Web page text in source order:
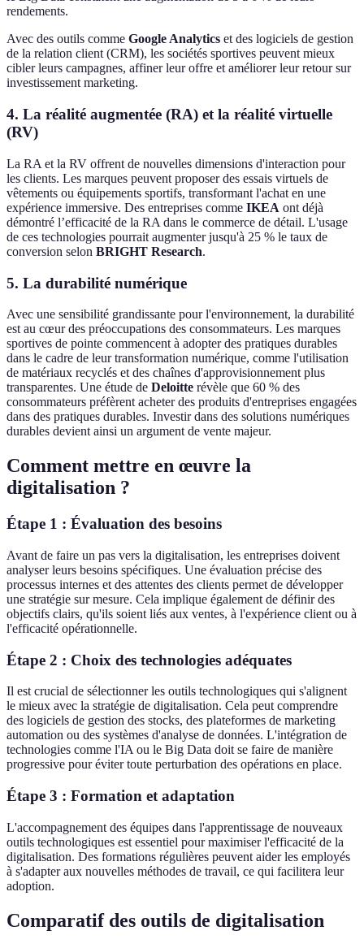
rendements.
Avec des outils comme Google Analytics et des logiciels de gestion
de la relation client (CRM), les sociétés sportives peuvent mieux
cibler leurs campagnes, affiner leur offre et améliorer leur retour sur
investissement marketing.
4. La réalité augmentée (RA) et la réalité virtuelle
(RV)
La RA et la RV offrent de nouvelles dimensions d'interaction pour
les clients. Les marques peuvent proposer des essais virtuels de
vêtements ou équipements sportifs, transformant l'achat en une
expérience immersive. Des entreprises comme IKEA ont déjà
démontré l’efficacité de la RA dans le commerce de détail. L'usage
de ces technologies pourrait augmenter jusqu'à 25 % le taux de
conversion selon BRIGHT Research.
5. La durabilité numérique
Avec une sensibilité grandissante pour l'environnement, la durabilité
est au cœur des préoccupations des consommateurs. Les marques
sportives de pointe commencent à adopter des pratiques durables
dans le cadre de leur transformation numérique, comme l'utilisation
de matériaux recyclés et des chaînes d'approvisionnement plus
transparentes. Une étude de Deloitte révèle que 60 % des
consommateurs préfèrent acheter des produits d'entreprises engagées
dans des pratiques durables. Investir dans des solutions numériques
durables devient ainsi un argument de vente majeur.
Comment mettre en œuvre la
digitalisation ?
Étape 1 : Évaluation des besoins
Avant de faire un pas vers la digitalisation, les entreprises doivent
analyser leurs besoins spécifiques. Une évaluation précise des
processus internes et des attentes des clients permet de développer
une stratégie sur mesure. Cela implique également de définir des
objectifs clairs, qu'ils soient liés aux ventes, à l'expérience client ou à
l'efficacité opérationnelle.
Étape 2 : Choix des technologies adéquates
Il est crucial de sélectionner les outils technologiques qui s'alignent
le mieux avec la stratégie de digitalisation. Cela peut comprendre
des logiciels de gestion des stocks, des plateformes de marketing
automation ou des systèmes d'analyse de données. L'intégration de
technologies comme l'IA ou le Big Data doit se faire de manière
progressive pour éviter toute perturbation des opérations en place.
Étape 3 : Formation et adaptation
L'accompagnement des équipes dans l'apprentissage de nouveaux
outils technologiques est essentiel pour maximiser l'efficacité de la
digitalisation. Des formations régulières peuvent aider les employés
à s'adapter aux nouvelles méthodes de travail, ce qui facilitera leur
adoption.
Comparatif des outils de digitalisation